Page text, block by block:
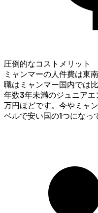
圧倒的なコストメリット
ミャンマーの人件費は東
職はミャンマー国内では
年数3年未満のジュニア
万円ほどです。今やミャ
ベルで安い国の1つになっ